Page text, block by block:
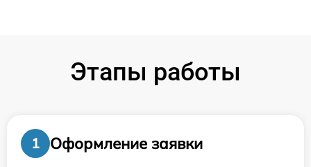
Этапы работы
1
Оформление заявки